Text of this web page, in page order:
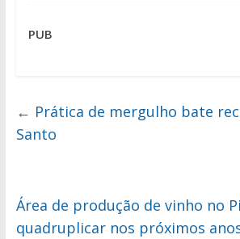
PUB
← Prática de mergulho bate
Santo
Área de produção de vinho no
quadruplicar nos próximos